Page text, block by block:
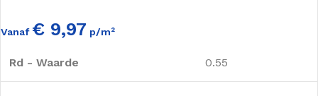
Vanaf € 9,97 p/m²
Rd - Waarde 0.55